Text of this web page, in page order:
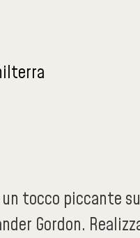
tocco piccante
Gordon.